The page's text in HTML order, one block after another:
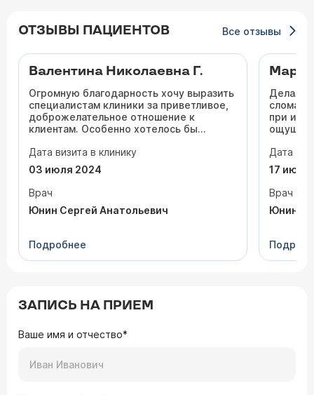
ОТЗЫВЫ ПАЦИЕНТОВ Все отзывы
Валентина Николаевна Г.
Огромную благодарность хочу выразить
специалистам клиники за приветливое,
доброжелательное отношение к
клиентам. Особенно хотелось бы
Юнина Сергея Анатольевича за высокий
профессионализм, отзывчивость.
Успехов Вам в вашем нелёгком деле!
Дата визита в клинику
03 июля 2024
Врач
Юнин Сергей Анатольевич
Подробнее
Делала
при
приёме.
Дата
17 июля
Врач
Юнин
ЗАПИСЬ НА ПРИЕМ
Ваше имя и отчество*